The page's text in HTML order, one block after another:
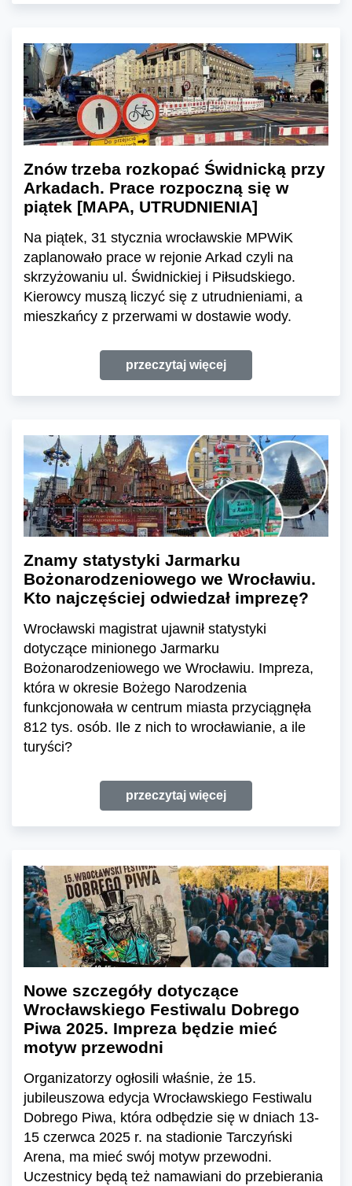
Znów trzeba rozkopać Świdnicką przy
Arkadach. Prace rozpoczną się w
piątek [MAPA, UTRUDNIENIA]
Na piątek, 31 stycznia wrocławskie MPWiK
zaplanowało prace w rejonie Arkad czyli na
skrzyżowaniu ul. Świdnickiej i Piłsudskiego.
Kierowcy muszą liczyć się z utrudnieniami, a
mieszkańcy z przerwami w dostawie wody.
przeczytaj więcej
Znamy statystyki Jarmarku
Bożonarodzeniowego we Wrocławiu.
Kto najczęściej odwiedzał imprezę?
Wrocławski magistrat ujawnił statystyki
dotyczące minionego Jarmarku
Bożonarodzeniowego we Wrocławiu. Impreza,
która w okresie Bożego Narodzenia
funkcjonowała w centrum miasta przyciągnęła
812 tys. osób. Ile z nich to wrocławianie, a ile
turyści?
przeczytaj więcej
Nowe szczegóły dotyczące
Wrocławskiego Festiwalu Dobrego
Piwa 2025. Impreza będzie mieć
motyw przewodni
Organizatorzy ogłosili właśnie, że 15.
jubileuszowa edycja Wrocławskiego Festiwalu
Dobrego Piwa, która odbędzie się w dniach 13-
15 czerwca 2025 r. na stadionie Tarczyński
Arena, ma mieć swój motyw przewodni.
Uczestnicy będą też namawiani do przebierania